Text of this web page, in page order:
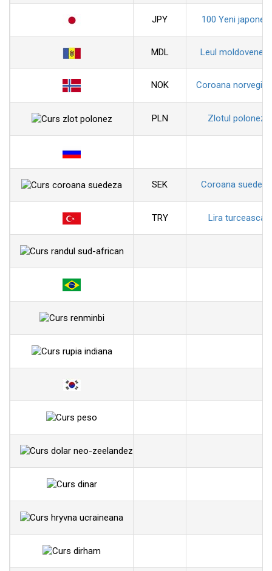
JPY 100 Yeni japonezi
MDL Leul
NOK Coroana
PLN Zlotul polonez
SEK Coroana suedeza
TRY Lira turceasca